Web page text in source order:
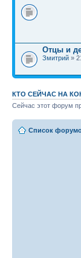
Отцы и
Змитрий »
КТО СЕЙЧАС НА
Сейчас этот форум
Список